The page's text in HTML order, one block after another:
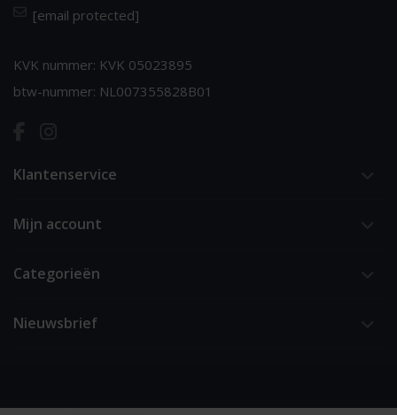
[email protected]
KVK nummer: KVK 05023895
btw-nummer: NL007355828B01
Klantenservice
Mijn account
Categorieën
Nieuwsbrief